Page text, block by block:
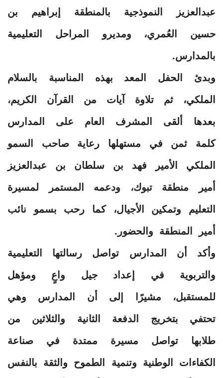
عبدالعزيز النموذجية بالمنطقة إبراهيم بن
حسين العُمري، ومديرو المراحل التعليمية
بالمدارس.
وبدئ الحفل المعد بهذه المناسبة بالسلام
الملكي، ثم تلاوة آيات من القرآن الكريم،
بعدها ألقى المشرف العام على المدارس
كلمة ثمن في مستهلها رعاية صاحب السمو
الملكي الأمير فهد بن سلطان بن عبدالعزيز
أمير منطقة تبوك، ودعمه المستمر لمسيرة
التعليم وتمكين الأجيال، كما رحب بسمو نائب
أمير المنطقة والحضور.
وأكد أن المدارس تواصل رسالتها التعليمية
والتربوية في إعداد جيل واعٍ ومؤهل
للمستقبل، مشيرًا إلى أن المدارس وهي
تحتفي بتخريج الدفعة الثانية والثلاثين من
طلابها تواصل مسيرة ممتدة في صناعة
الكفاءات الوطنية وتنمية الطموح والثقة بالنفس